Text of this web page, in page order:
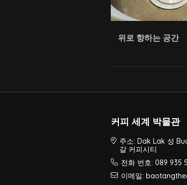
위로 향하는 공간
커피 세계 박물관
주소: Dak Lak 성
갈 커피시티
전화 번호: 089 935
이메일: